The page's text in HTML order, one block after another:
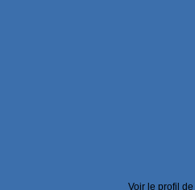
Voir le profil de